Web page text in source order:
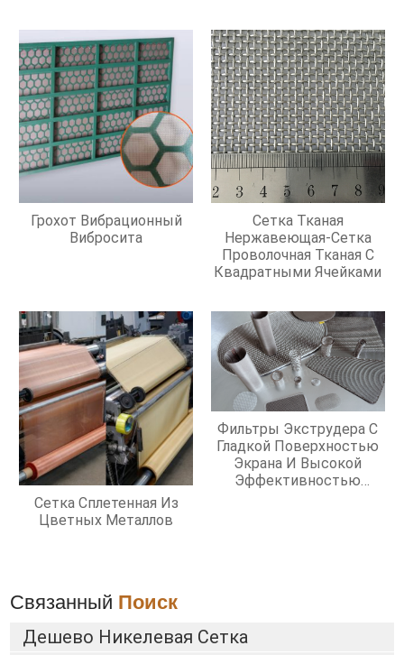
Грохот Вибрационный
Вибросита
Сетка Тканая
Нержавеющая-Сетка
Проволочная Тканая С
Квадратными Ячейками
Сетка Сплетенная Из
Цветных Металлов
Фильтры Экструдера С
Гладкой Поверхностью
Экрана И Высокой
Эффективностью
Связанный Поиск
Дешево Никелевая Сетка